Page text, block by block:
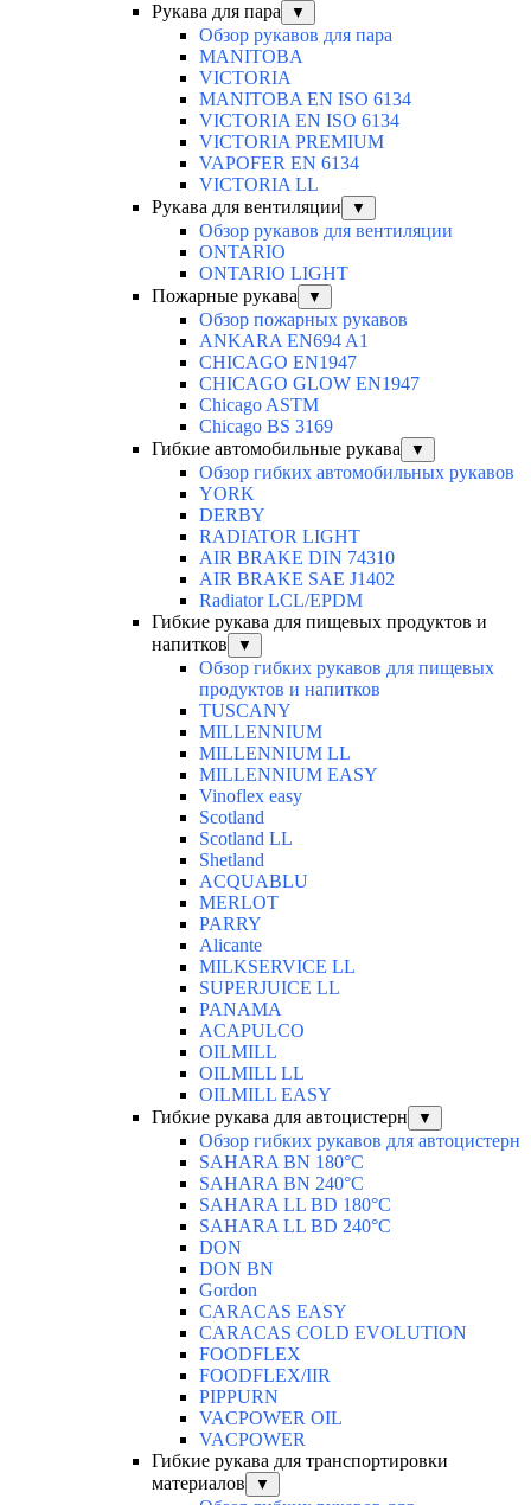
Рукава для пара
▼
Обзор рукавов для пара
MANITOBA
VICTORIA
MANITOBA EN ISO 6134
VICTORIA EN ISO 6134
VICTORIA PREMIUM
VAPOFER EN 6134
VICTORIA LL
Рукава для вентиляции
▼
Обзор рукавов для вентиляции
ONTARIO
ONTARIO LIGHT
Пожарные рукава
▼
Обзор пожарных рукавов
ANKARA EN694 A1
CHICAGO EN1947
CHICAGO GLOW EN1947
Chicago ASTM
Chicago BS 3169
Гибкие автомобильные рукава
▼
Обзор гибких автомобильных рукавов
YORK
DERBY
RADIATOR LIGHT
AIR BRAKE DIN 74310
AIR BRAKE SAE J1402
Radiator LCL/EPDM
Гибкие рукава для пищевых продуктов и
напитков
▼
Обзор гибких рукавов для пищевых
продуктов и напитков
TUSCANY
MILLENNIUM
MILLENNIUM LL
MILLENNIUM EASY
Vinoflex easy
Scotland
Scotland LL
Shetland
ACQUABLU
MERLOT
PARRY
Alicante
MILKSERVICE LL
SUPERJUICE LL
PANAMA
ACAPULCO
OILMILL
OILMILL LL
OILMILL EASY
Гибкие рукава для автоцистерн
▼
Обзор гибких рукавов для автоцистерн
SAHARA BN 180°C
SAHARA BN 240°C
SAHARA LL BD 180°C
SAHARA LL BD 240°C
DON
DON BN
Gordon
CARACAS EASY
CARACAS COLD EVOLUTION
FOODFLEX
FOODFLEX/IIR
PIPPURN
VACPOWER OIL
VACPOWER
Гибкие рукава для транспортировки
материалов
▼